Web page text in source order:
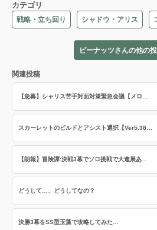
カテゴリ
戦略・立ち回り シャドウ・アリス
ピーナッツさんの他の
関連投稿
どうして…、どうしてなの？
決勝3幕をSS型玉藻で攻略してみた…